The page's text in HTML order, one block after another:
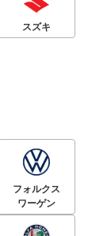
スズキ
フォルクス
ワーゲン